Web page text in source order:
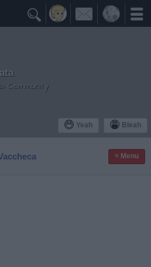

Yeah Bleah
Community
≡ Menu